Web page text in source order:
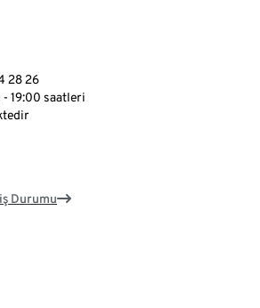
28 26
19:00 saatleri
Durumu